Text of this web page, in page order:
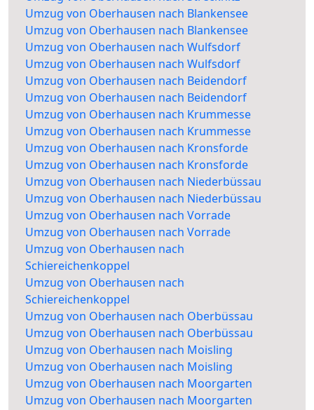
Umzug von Oberhausen nach Blankensee
Umzug von Oberhausen nach Blankensee
Umzug von Oberhausen nach Wulfsdorf
Umzug von Oberhausen nach Wulfsdorf
Umzug von Oberhausen nach Beidendorf
Umzug von Oberhausen nach Beidendorf
Umzug von Oberhausen nach Krummesse
Umzug von Oberhausen nach Krummesse
Umzug von Oberhausen nach Kronsforde
Umzug von Oberhausen nach Kronsforde
Umzug von Oberhausen nach Niederbüssau
Umzug von Oberhausen nach Niederbüssau
Umzug von Oberhausen nach Vorrade
Umzug von Oberhausen nach Vorrade
Umzug von Oberhausen nach
Schiereichenkoppel
Umzug von Oberhausen nach
Schiereichenkoppel
Umzug von Oberhausen nach Oberbüssau
Umzug von Oberhausen nach Oberbüssau
Umzug von Oberhausen nach Moisling
Umzug von Oberhausen nach Moisling
Umzug von Oberhausen nach Moorgarten
Umzug von Oberhausen nach Moorgarten